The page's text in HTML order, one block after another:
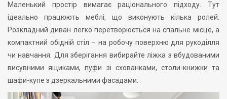
Маленький простір вимагає раціонального підходу. Тут
ідеально працюють меблі, що виконують кілька ролей.
Розкладний диван легко перетворюється на спальне місце, а
компактний обідній стіл – на робочу поверхню для рукоділля
чи навчання. Для зберігання вибирайте ліжка з вбудованими
висувними ящиками, пуфи зі схованками, столи-книжки та
шафи-купе з дзеркальними фасадами.